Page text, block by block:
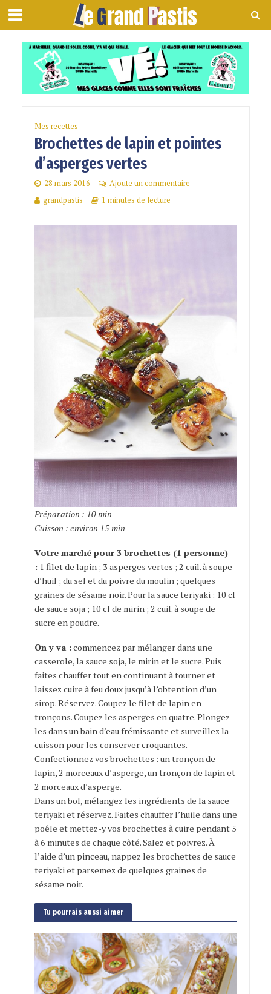
Mes recettes
Brochettes de lapin et pointes
d’asperges vertes
28 mars 2016
Ajoute un commentaire
grandpastis
1 minutes de lecture
Préparation : 10 min
Cuisson : environ 15 min
Votre marché pour 3 brochettes (1 personne)
: 1 filet de lapin ; 3 asperges vertes ; 2 cuil. à soupe
d’huil ; du sel et du poivre du moulin ; quelques
graines de sésame noir. Pour la sauce teriyaki : 10 cl
de sauce soja ; 10 cl de mirin ; 2 cuil. à soupe de
sucre en poudre.
On y va : commencez par mélanger dans une
casserole, la sauce soja, le mirin et le sucre. Puis
faites chauffer tout en continuant à tourner et
laissez cuire à feu doux jusqu’à l’obtention d’un
sirop. Réservez. Coupez le filet de lapin en
tronçons. Coupez les asperges en quatre. Plongez-
les dans un bain d’eau frémissante et surveillez la
cuisson pour les conserver croquantes.
Confectionnez vos brochettes : un tronçon de
lapin, 2 morceaux d’asperge, un tronçon de lapin et
2 morceaux d’asperge.
Dans un bol, mélangez les ingrédients de la sauce
teriyaki et réservez. Faites chauffer l’huile dans une
poêle et mettez-y vos brochettes à cuire pendant 5
à 6 minutes de chaque côté. Salez et poivrez. À
l’aide d’un pinceau, nappez les brochettes de sauce
teriyaki et parsemez de quelques graines de
sésame noir.
Tu pourrais aussi aimer